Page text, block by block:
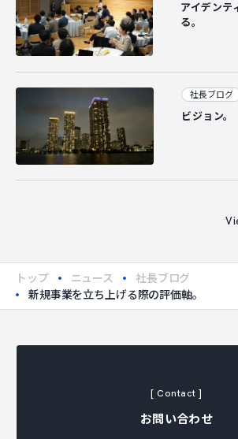
アイデンテ
る。
社長ブログ
ビジョン。
トップ ニュース
社長ブログ
新規事業を立ち上げる際の評価軸。
[ Contact ]
お問い合わせ